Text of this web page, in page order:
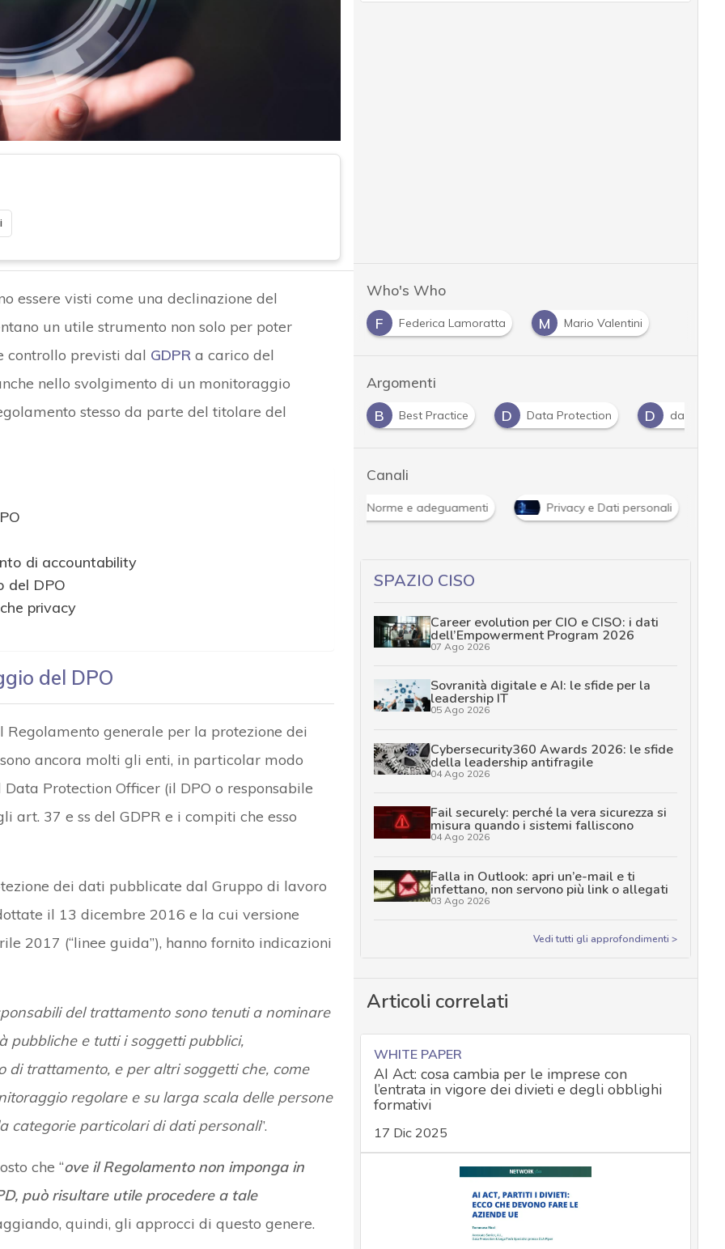
essere visti come una declinazione del
un utile strumento non solo per poter
controllo previsti dal GDPRa carico del
nello svolgimento di un monitoraggio
stesso da parte del titolare del
di accountability
del DPO
privacy
del DPO
generale per la protezione dei
ancora molti gli enti, in particolar modo
Protection Officer (il DPO o responsabile
art. 37 e ss del GDPR e i compiti che esso
dei dati pubblicate dal Gruppo di lavoro
il 13 dicembre 2016 e la cui versione
2017 (“linee guida”), hanno fornito indicazioni
del trattamento sono tenuti a nominare
pubbliche e tutti i soggetti pubblici,
trattamento, e per altri soggetti che, come
regolare e su larga scala delle persone
categorie particolari di dati personali”.
che “ove il Regolamento non imponga in
può risultare utile procedere a tale
quindi, gli approcci di questo genere.
Who's Who
F
Federica Lamoratta M Mario Valentini
Argomenti
A
Accountability B Best Practice D Data Protection D dati
Canali
Norme e adeguamenti Privacy e Dati personali
SPAZIO CISO
Career evolution per CIO e CISO: i dati
dell’Empowerment Program 2026
07 Ago 2026
Sovranità digitale e AI: le sfide per la
leadership IT
05 Ago 2026
Cybersecurity360 Awards 2026: le sfide
della leadership antifragile
04 Ago 2026
Fail securely: perché la vera sicurezza si
misura quando i sistemi falliscono
04 Ago 2026
Falla in Outlook: apri un’e-mail e ti
infettano, non servono più link o allegati
03 Ago 2026
Vedi tutti gli approfondimenti >
Articoli correlati
WHITE PAPER
AI Act: cosa cambia per le imprese con
l’entrata in vigore dei divieti e degli obblighi
formativi
17 Dic 2025